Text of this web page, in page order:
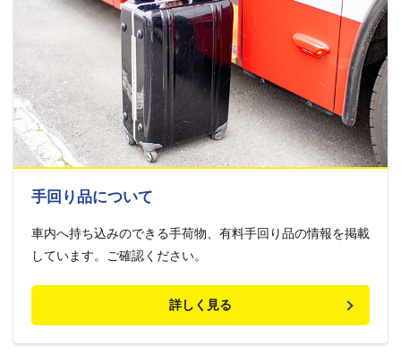
手回り品について
車内へ持ち込みのできる手荷物、有料手回り品の情報を掲載
しています。ご確認ください。
詳しく見る